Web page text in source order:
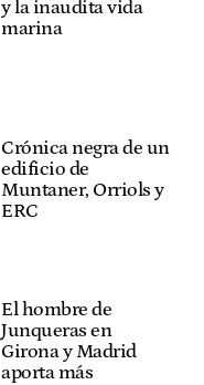
y la inaudita vida
marina
Crónica negra de un
edificio de
Muntaner, Orriols y
ERC
El hombre de
Junqueras en
Girona y Madrid
aporta más